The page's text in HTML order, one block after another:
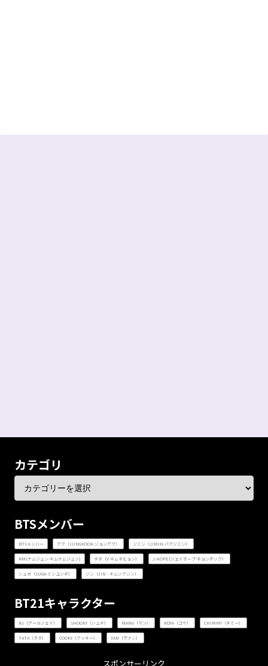
カテゴリ
BTSメンバー
BTSメンバー グク（JUNGKOOK-ジョングク） ジミン（JIMIN-パクジミン）
RM(ナムジュン-キムナムジュン) テテ（V-キムテヒョン） J-HOPE(ジェイホープ-チョンホソク）
シュガ（SUGA-ミンユンギ） ジン（JIN - キムソクジン）
BT21キャラクター
RJ（アールジェイ） SHOOKY（シュキ） MANG（マン） KOYA（コヤ） CHIMMY（チミー）
TATA（タタ） COOKY（クッキー） VAN（ヴァン）
スポンサーリンク